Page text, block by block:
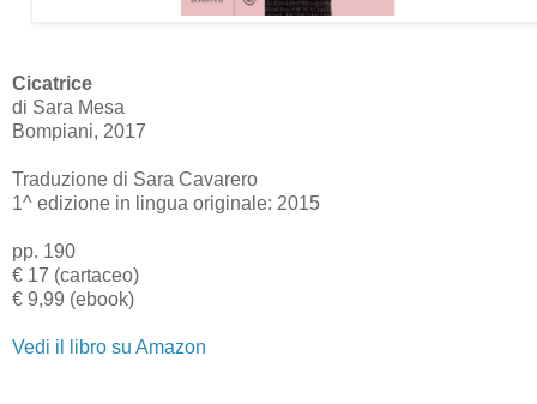
Cicatrice
di Sara Mesa
Bompiani, 2017
Traduzione di Sara Cavarero
1^ edizione in lingua originale: 2015
pp. 190
€ 17 (cartaceo)
€ 9,99 (ebook)
Vedi il libro su Amazon